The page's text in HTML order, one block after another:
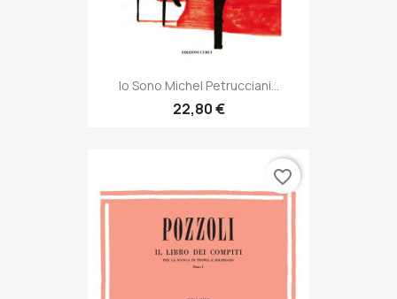
Io Sono Michel Petrucciani...
22,80 €
favorite_border